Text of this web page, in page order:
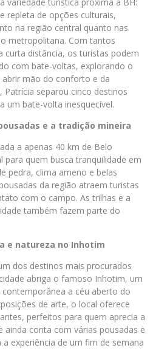
repleta de opções culturais,
na região central quanto nas
metropolitana. Com tantos
curta distância, os turistas podem
com bate-voltas, explorando o
abrir mão do conforto e da
Patrícia separou cinco destinos
um bate-volta inesquecível.
e a tradição mineira
a apenas 40 km de Belo
para quem busca tranquilidade em
pedra, clima ameno e belas
da região atraem turistas
com o campo. As trilhas e a
também fazem parte do
e natureza no Inhotim
dos destinos mais procurados
abriga o famoso Inhotim, um
a céu aberto do
de arte, o local oferece
perfeitos para quem aprecia a
ainda conta com várias pousadas e
experiência de um fim de semana